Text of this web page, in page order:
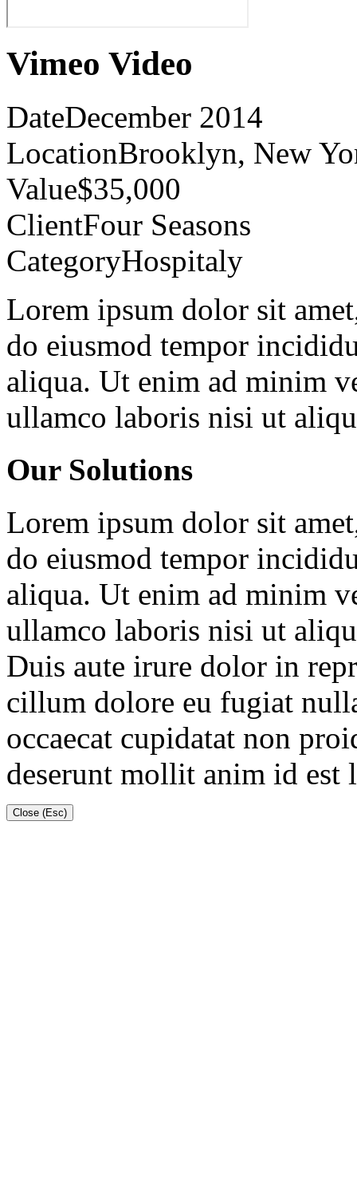
Vimeo Video
DateDecember 2014
LocationBrooklyn, New
Value$35,000
ClientFour Seasons
CategoryHospitaly
Lorem ipsum dolor sit
do eiusmod tempor
aliqua. Ut enim ad minim
ullamco laboris nisi ut
Our Solutions
Lorem ipsum dolor sit
do eiusmod tempor
aliqua. Ut enim ad minim
ullamco laboris nisi ut
Duis aute irure dolor in
cillum dolore eu fugiat
occaecat cupidatat non
deserunt mollit anim id est
Close (Esc)